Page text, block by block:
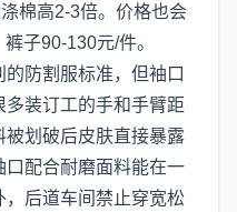
棉高2-3倍。价格也会
子90-130元/件。
防割服标准，但袖口
装订工的手和手臂距
被划破后皮肤直接暴露
配合耐磨面料能在一
后道车间禁止穿宽松